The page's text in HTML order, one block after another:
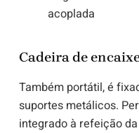
acoplada
Cadeira de
Também portátil, é
suportes metálicos.
integrado à refeição